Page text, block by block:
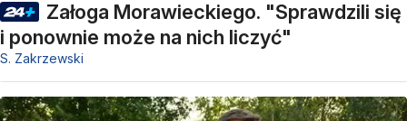
Załoga Morawieckiego. "Sprawdzili się
i ponownie może na nich liczyć"
S. Zakrzewski